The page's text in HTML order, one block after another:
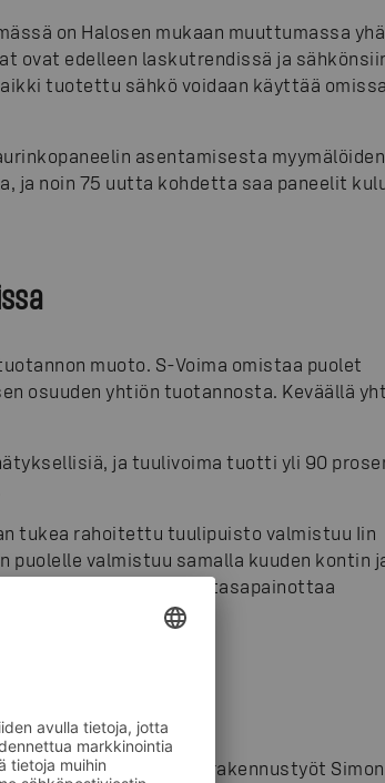
on Halosen mukaan muuttumassa yhä
ovat edelleen laskutrendissä ja
tuotettu sähkö voidaan käyttää omissa
asentamisesta
ja noin 75 uutta kohdetta saa paneelit
muoto. S-Voima omistaa puolet
osuuden yhtiön tuotannosta. Keväällä
ja tuulivoima tuotti yli 90
tukea rahoitettu tuulipuisto valmistuu Iin
puolelle valmistuu samalla kuuden kontin
lisää mahdollisuuksia tasapainottaa
tuulipuiston rakennustyöt Simon